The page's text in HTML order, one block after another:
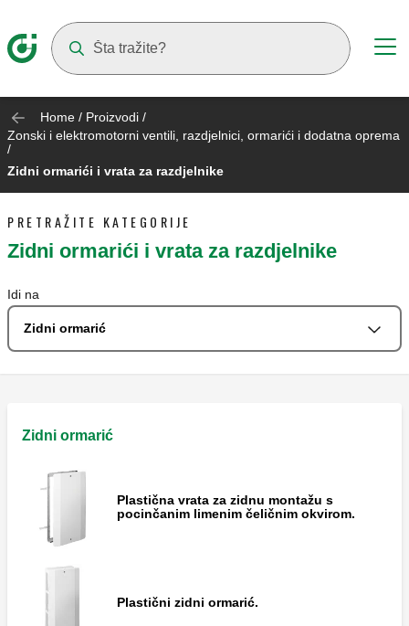
Home / Proizvodi /
Zonski i elektromotorni ventili, razdjelnici, ormarići i dodatna oprema
/
Zidni ormarići i vrata za razdjelnike
PRETRAŽITE KATEGORIJE
Zidni ormarići i vrata za razdjelnike
Idi na
Zidni ormarić
Zidni ormarić
Plastična vrata za zidnu montažu s
pocinčanim limenim čeličnim okvirom.
Plastični zidni ormarić.